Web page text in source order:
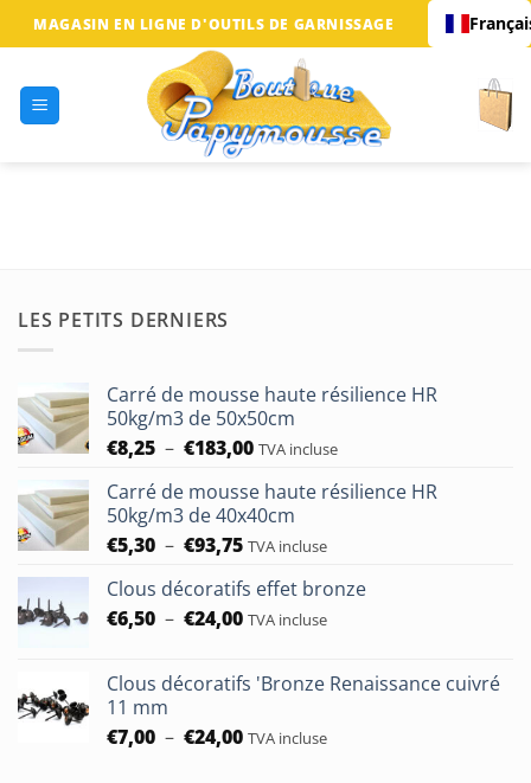
Passer
au
MAGASIN EN LIGNE D'OUTILS DE GARNISSAGE
LES PETITS DERNIERS
Carré de mousse haute résilience HR
50kg/m3 de 50x50cm
€8,25 – €183,00Plage
prix :
€8,25
à
TVA incluse
Carré de mousse haute résilience HR
50kg/m3 de 40x40cm
€5,30 – €93,75Plage
prix :
€5,30
TVA incluse
Clous décoratifs effet bronze
€6,50 – €24,00Plage
€6,50
€24,00
TVA incluse
Clous décoratifs 'Bronze Renaissance cuivré
11 mm
€7,00 – €24,00Plage
TVA incluse